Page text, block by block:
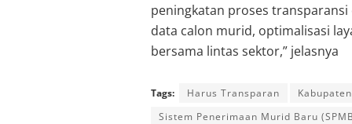
peningkatan proses
data calon murid, optimalisasi
bersama lintas sektor,” jelasnya
Tags: Harus Transparan
Sistem Penerimaan Murid Baru